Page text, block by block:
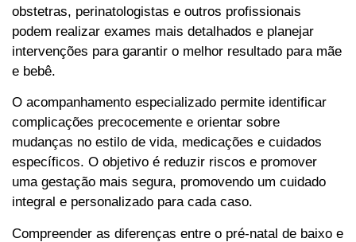
obstetras, perinatologistas e outros profissionais
podem realizar exames mais detalhados e planejar
intervenções para garantir o melhor resultado para mãe
e bebê.
O acompanhamento especializado permite identificar
complicações precocemente e orientar sobre
mudanças no estilo de vida, medicações e cuidados
específicos. O objetivo é reduzir riscos e promover
uma gestação mais segura, promovendo um cuidado
integral e personalizado para cada caso.
Compreender as diferenças entre o pré-natal de baixo e